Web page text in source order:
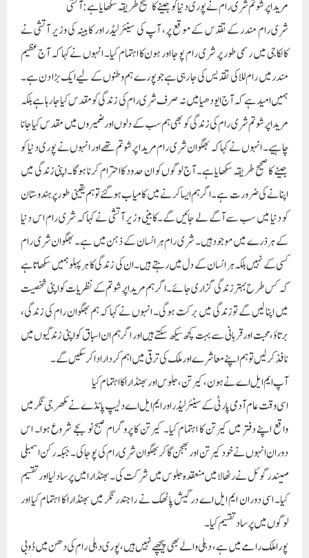
اپنانے کی ضرورت ہے۔ اگر ہم ایسا کرنے میں کامیاب ہو گئے تو ہم یقینی طور پر ہندوستان
کو دنیا میں سب سے آگے لے جائیں گے۔کابینی وزیر آتشی نے کہا کہ شری رام اس دنیا
کے ہر ذرے میں موجود ہیں۔ شری رام ہر انسان کے ذہن میں ہے۔ بھگوان شری رام
کسی کے نہیں بلکہ ہر انسان کے دل میں رہتے ہیں۔ ان کی زندگی کا ہر پہلو ہمیں سکھاتا ہے
کہ کس طرح بہتر زندگی گزاری جائے۔ اگر ہم مریدا پرشوتم کے نظریات کو اپنی شخصیت
میں اپنا لیں گے تو زندگی میں برکت ہوگی۔ انہوں نے کہا کہ ہم بھگوان رام کی زندگی،
برتاؤ، محبت اور قربانی سے بہت کچھ سیکھ سکتے ہیں اور اگر ہم ان اسباق کو اپنی زندگیوں میں
نافذ کر لیں تو ہم اپنے معاشرے اور ملک کی ترقی میں اہم کردار ادا کر سکیں گے۔
آپ ایم ایل اے نے ہون، کیرتن، جلوس اور بھنڈارا کا اہتمام کیا
اسی وقت عام آدمی پارٹی کے سینئر لیڈر اور ایم ایل اے دلیپ پانڈے نے مکھرجی نگر میں
واقع اپنے دفتر میں کیرتن کا اہتمام کیا۔ کیرتن کا پروگرام صبح نو بجے شروع ہوا۔ اس
دوران انہوں نے خود کیرتن اور بھجن گا کر بھگوان شری رام کی پوجا کی۔ جبکہ رکن اسمبلی
مہیندر گوئل نے رٹھالا میں منعقدہ جلوس میں شرکت کی۔بھنڈارا میں پرساد لیا اور تقسیم
کیا۔ اسی دوران ایم ایل اے درگیش پاٹھک نے راجندر نگر میں بھنڈارا کا اہتمام کیا اور
لوگوں میں پرساد تقسیم کیا۔
پورا ملک رامے میں ہے، دہلی والے بھی پیچھے نہیں ہیں ، پوری دہلی رام کی دھن میں ڈوبی
ہوئی ہے: دلیپ پانڈے
اس موقع پر ایم ایل اے دلیپ پانڈے نے کہا کہ ہندوستانی لوگ بھگوان شری رام سے
ایسے ہی جڑے ہوئے ہیں جس طرح سانس کا دھاگہ زندگی سے جڑا ہوا ہوتا ہے۔ جس
طرح سانس کے بغیر زندگی کا تصور کرنا ممکن نہیں، اسی طرح مریدا پرشوتم شری رام کے
بغیر ہندوستانی زندگی کا تصور کرنا ناممکن ہے۔ پورے ملک میں خوشی کی لہر دوڑ گئی۔دہلی
والے بھی اس میں پیچھے نہیں ہیں۔ پوری دہلی رام کی دھن میں ڈوبی ہوئی ہے۔ ہم تمام
دہلی والے دہلی کے وزیر اعلی اروند کیجریوال کا شکریہ ادا کرتے ہیں کہ انہوں
نے 20، 21 اور 22 جنوری کو ہمارے دہلی والوں کے لیے ایک شاندار رام لیلا کا انعقاد